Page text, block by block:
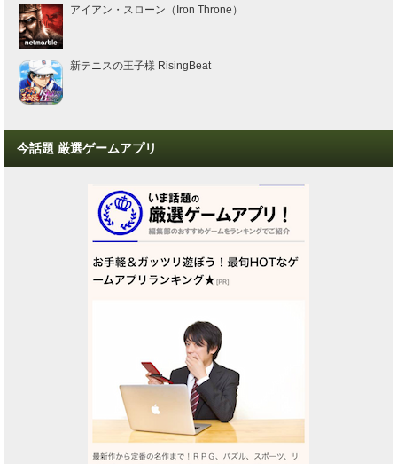
アイアン・スローン（Iron Throne）
新テニスの王子様 RisingBeat
今話題 厳選ゲームアプリ